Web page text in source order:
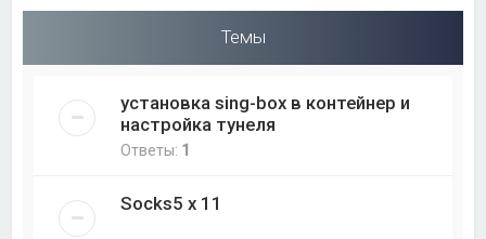
Темы
установка sing-box в контейнер и
настройка тунеля
Ответы: 1
Socks5 x 11